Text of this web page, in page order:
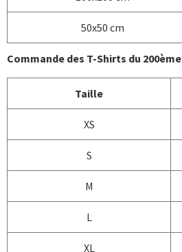
50x50 cm
Commande des T-Shirts du 200ème
Taille
XS
S
M
L
XL